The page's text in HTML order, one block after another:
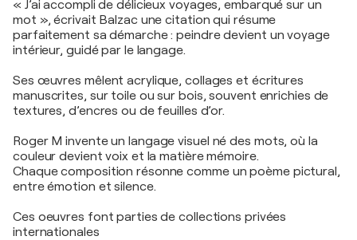
« J’ai accompli de délicieux voyages, embarqué sur un
mot », écrivait Balzac une citation qui résume
parfaitement sa démarche : peindre devient un voyage
intérieur, guidé par le langage.
Ses œuvres mêlent acrylique, collages et écritures
manuscrites, sur toile ou sur bois, souvent enrichies de
textures, d’encres ou de feuilles d’or.
Roger M invente un langage visuel né des mots, où la
couleur devient voix et la matière mémoire.
Chaque composition résonne comme un poème pictural,
entre émotion et silence.
Ces oeuvres font parties de collections privées
internationales